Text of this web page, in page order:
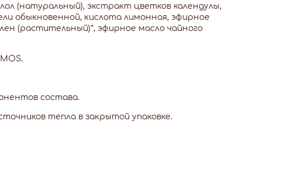
(натуральный), экстракт цветков календулы,
обыкновенной, кислота лимонная, эфирное
(растительный)*, эфирное масло чайного
состава.
тепла в закрытой упаковке.